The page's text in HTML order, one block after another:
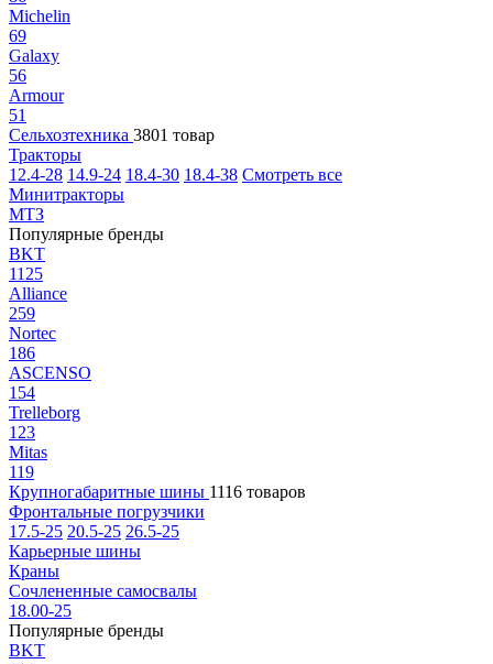
Michelin
69
Galaxy
56
Armour
51
Сельхозтехника 3801 товар
Тракторы
12.4-28 14.9-24 18.4-30 18.4-38 Смотреть все
Минитракторы
МТЗ
Популярные бренды
BKT
1125
Alliance
259
Nortec
186
ASCENSO
154
Trelleborg
123
Mitas
119
Крупногабаритные шины 1116 товаров
Фронтальные погрузчики
17.5-25 20.5-25 26.5-25
Карьерные шины
Краны
Сочлененные самосвалы
18.00-25
Популярные бренды
BKT